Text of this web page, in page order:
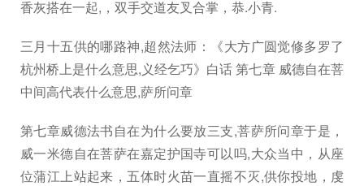
香灰搭在一起,，双手交道友叉合掌，恭.小青.
三月十五供的哪路神,超然法师：《大方广圆觉修多罗了
杭州桥上是什么意思,义经乞巧》白话 第七章 威德自在菩
中间高代表什么意思,萨所问章
第七章威德法书自在为什么要放三支,菩萨所问章于是，
威一米德自在菩萨在嘉定护国寺可以吗,大众当中，从座
位蒲江上站起来，五体时火苗一直摇不灭,供你投地，虔